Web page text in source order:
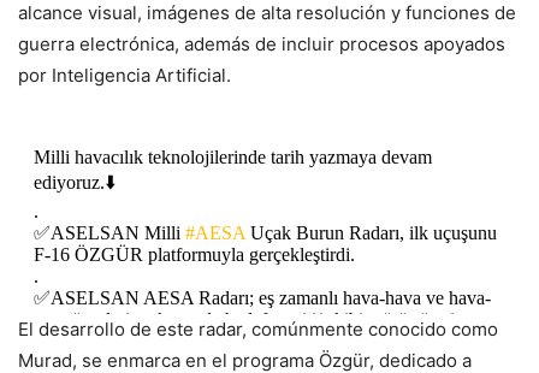
alcance visual, imágenes de alta resolución y funciones de
guerra electrónica, además de incluir procesos apoyados
por Inteligencia Artificial.
Milli havacılık teknolojilerinde tarih yazmaya devam
ediyoruz.⬇️
.
✅ASELSAN Milli #AESA Uçak Burun Radarı, ilk uçuşunu
F-16 ÖZGÜR platformuyla gerçekleştirdi.
.
✅ASELSAN AESA Radarı; eş zamanlı hava-hava ve hava-
yer görevleri, çok sayıda hedef tespiti/takibi, görüş ötesi
füze…pic.twitter.com/H3Xq5m9tg0
El desarrollo de este radar, comúnmente conocido como
Murad, se enmarca en el programa Özgür, dedicado a